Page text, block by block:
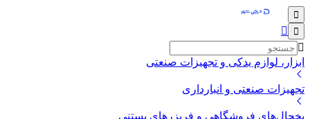
ابزار، لوازم یدکی و تجهیزات صنعتی
تجهیزات صنعتی و انبارداری
یخچال‌های فروشگاهی و فریزرهای بستنی